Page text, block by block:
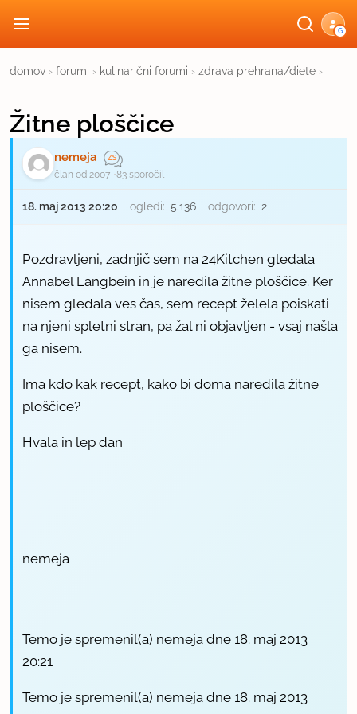
G
domov › forumi › kulinarični forumi › zdrava prehrana/diete ›
Žitne ploščice
nemeja
član od 2007 83 sporočil
18. maj 2013 20:20 ogledi: 5.136 odgovori: 2
Pozdravljeni, zadnjič sem na 24Kitchen gledala
Annabel Langbein in je naredila žitne ploščice. Ker
nisem gledala ves čas, sem recept želela poiskati
na njeni spletni stran, pa žal ni objavljen - vsaj našla
ga nisem.
Ima kdo kak recept, kako bi doma naredila žitne
ploščice?
Hvala in lep dan
nemeja
Temo je spremenil(a) nemeja dne 18. maj 2013
20:21
Temo je spremenil(a) nemeja dne 18. maj 2013